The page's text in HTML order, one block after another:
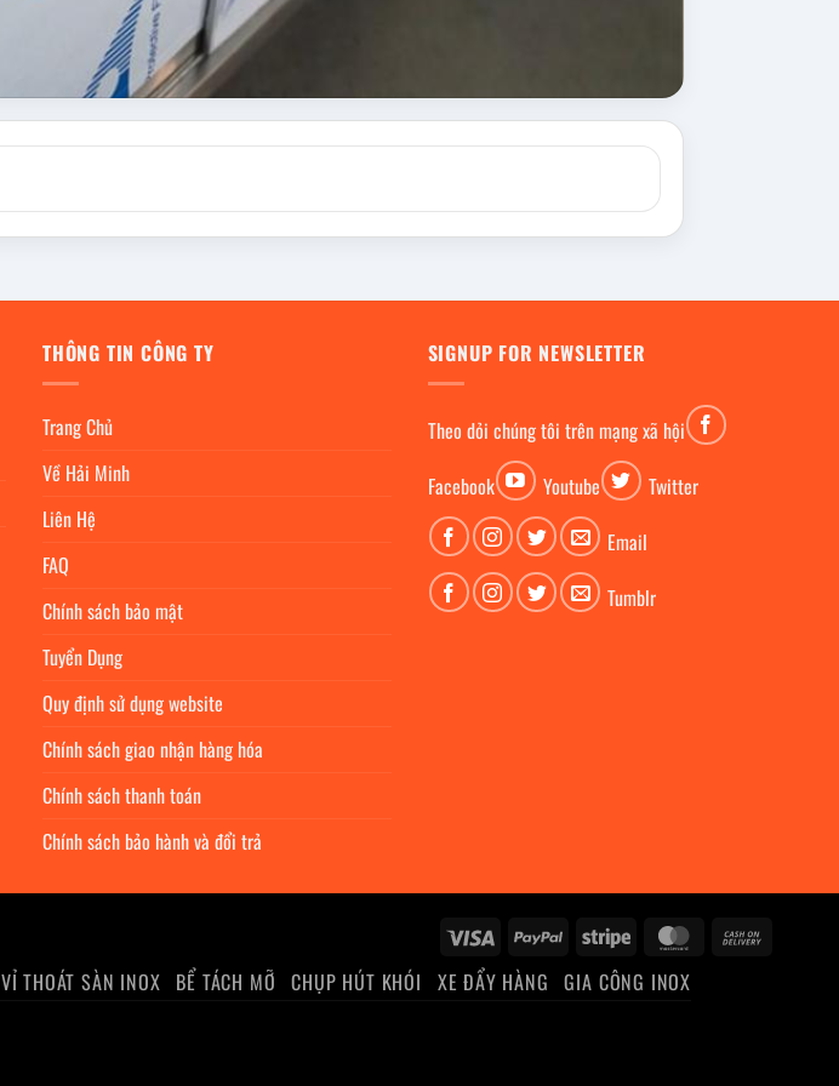
THÔNG TIN CÔNG TY
Trang Chủ
Về Hải Minh
Liên Hệ
FAQ
Chính sách bảo mật
Tuyển Dụng
Quy định sử dụng website
Chính sách giao nhận hàng hóa
Chính sách thanh toán
Chính sách bảo hành và đổi trả
SIGNUP FOR NEWSLETTER
Theo dỏi chúng tôi trên mạng xã hội
Facebook
Youtube
Twitter
Email
Tumblr
Visa PayPal Stripe MasterCard
VỈ THOÁT SÀN INOX BỂ TÁCH MỠ CHỤP HÚT KHÓI XE ĐẨY HÀNG GIA CÔNG INOX